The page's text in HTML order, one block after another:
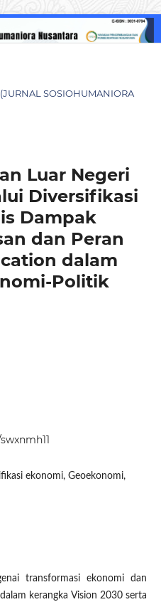
SOSIOHUMANIORA
Luar Negeri
Diversifikasi
Dampak
dan Peran
dalam
Politik
ekonomi, Geoekonomi,
transformasi ekonomi dan
kerangka Vision 2030 serta